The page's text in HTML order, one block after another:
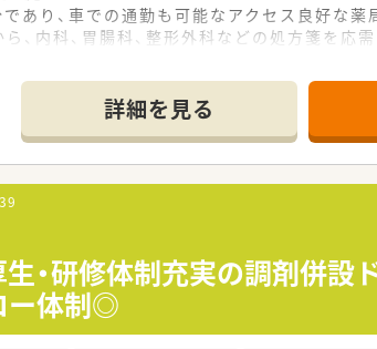
あり、車での通勤も可能なアクセス良好な薬
、内科、胃腸科、整形外科などの処方箋を応需
強化を目的とした、正社員募集となります。
ョンを大切にし、丁寧な服薬指導ができる方
協力して働きやすい職場作りができる方を求
を展開し、地域社会への貢献を重視する安定
メン応援企業」登録など、子育て支援に積極的
、育休復帰率は100％と、働きやすさが数字
詳細を見る
生・研修体制充実の調剤併
ー体制◎